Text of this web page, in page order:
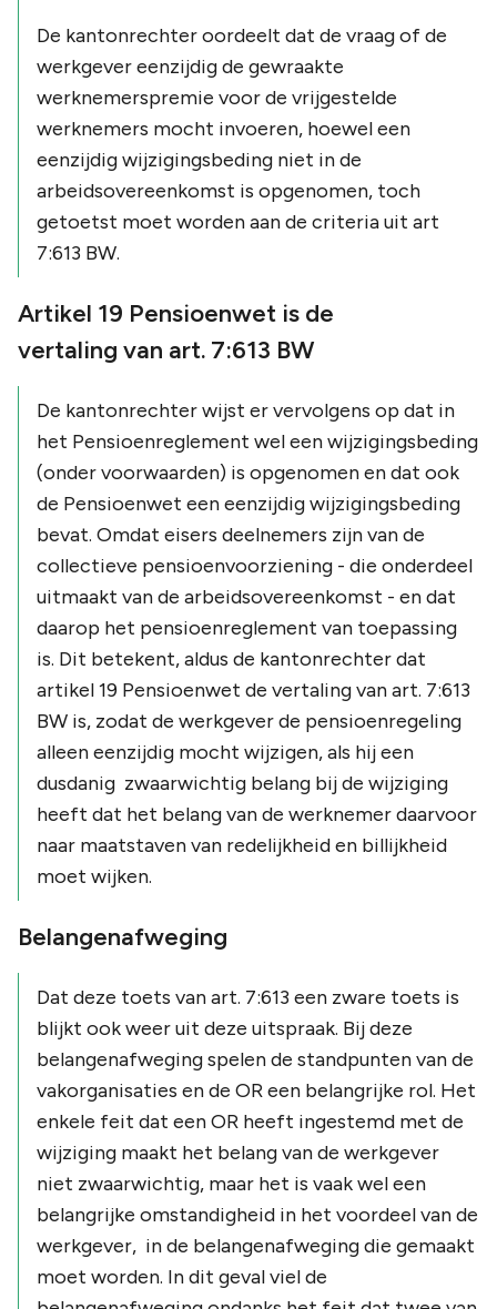
De kantonrechter oordeelt dat de vraag of de
werkgever eenzijdig de gewraakte
werknemerspremie voor de vrijgestelde
werknemers mocht invoeren, hoewel een
eenzijdig wijzigingsbeding niet in de
arbeidsovereenkomst is opgenomen, toch
getoetst moet worden aan de criteria uit art
7:613 BW.
Artikel 19 Pensioenwet is de
vertaling van art. 7:613 BW
De kantonrechter wijst er vervolgens op dat in
het Pensioenreglement wel een wijzigingsbeding
(onder voorwaarden) is opgenomen en dat ook
de Pensioenwet een eenzijdig wijzigingsbeding
bevat. Omdat eisers deelnemers zijn van de
collectieve pensioenvoorziening - die onderdeel
uitmaakt van de arbeidsovereenkomst - en dat
daarop het pensioenreglement van toepassing
is. Dit betekent, aldus de kantonrechter dat
artikel 19 Pensioenwet de vertaling van art. 7:613
BW is, zodat de werkgever de pensioenregeling
alleen eenzijdig mocht wijzigen, als hij een
dusdanig zwaarwichtig belang bij de wijziging
heeft dat het belang van de werknemer daarvoor
naar maatstaven van redelijkheid en billijkheid
moet wijken.
Belangenafweging
Dat deze toets van art. 7:613 een zware toets is
blijkt ook weer uit deze uitspraak. Bij deze
belangenafweging spelen de standpunten van de
vakorganisaties en de OR een belangrijke rol. Het
enkele feit dat een OR heeft ingestemd met de
wijziging maakt het belang van de werkgever
niet zwaarwichtig, maar het is vaak wel een
belangrijke omstandigheid in het voordeel van de
werkgever, in de belangenafweging die gemaakt
moet worden. In dit geval viel de